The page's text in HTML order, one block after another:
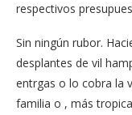
respectivos
Sin ningún rubor.
desplantes de vil
entrgas o lo cobra la
familia o , más